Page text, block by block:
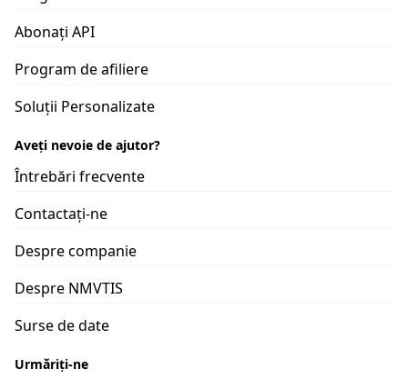
Abonați API
Program de afiliere
Soluții Personalizate
Aveți nevoie de ajutor?
Întrebări frecvente
Contactați-ne
Despre companie
Despre NMVTIS
Surse de date
Urmăriți-ne